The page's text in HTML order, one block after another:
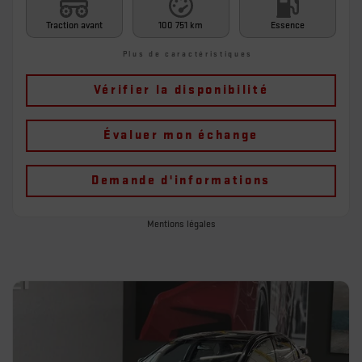
Traction avant 100 751 km Essence
Plus de caractéristiques
Vérifier la disponibilité
Évaluer mon échange
Demande d'informations
Mentions légales